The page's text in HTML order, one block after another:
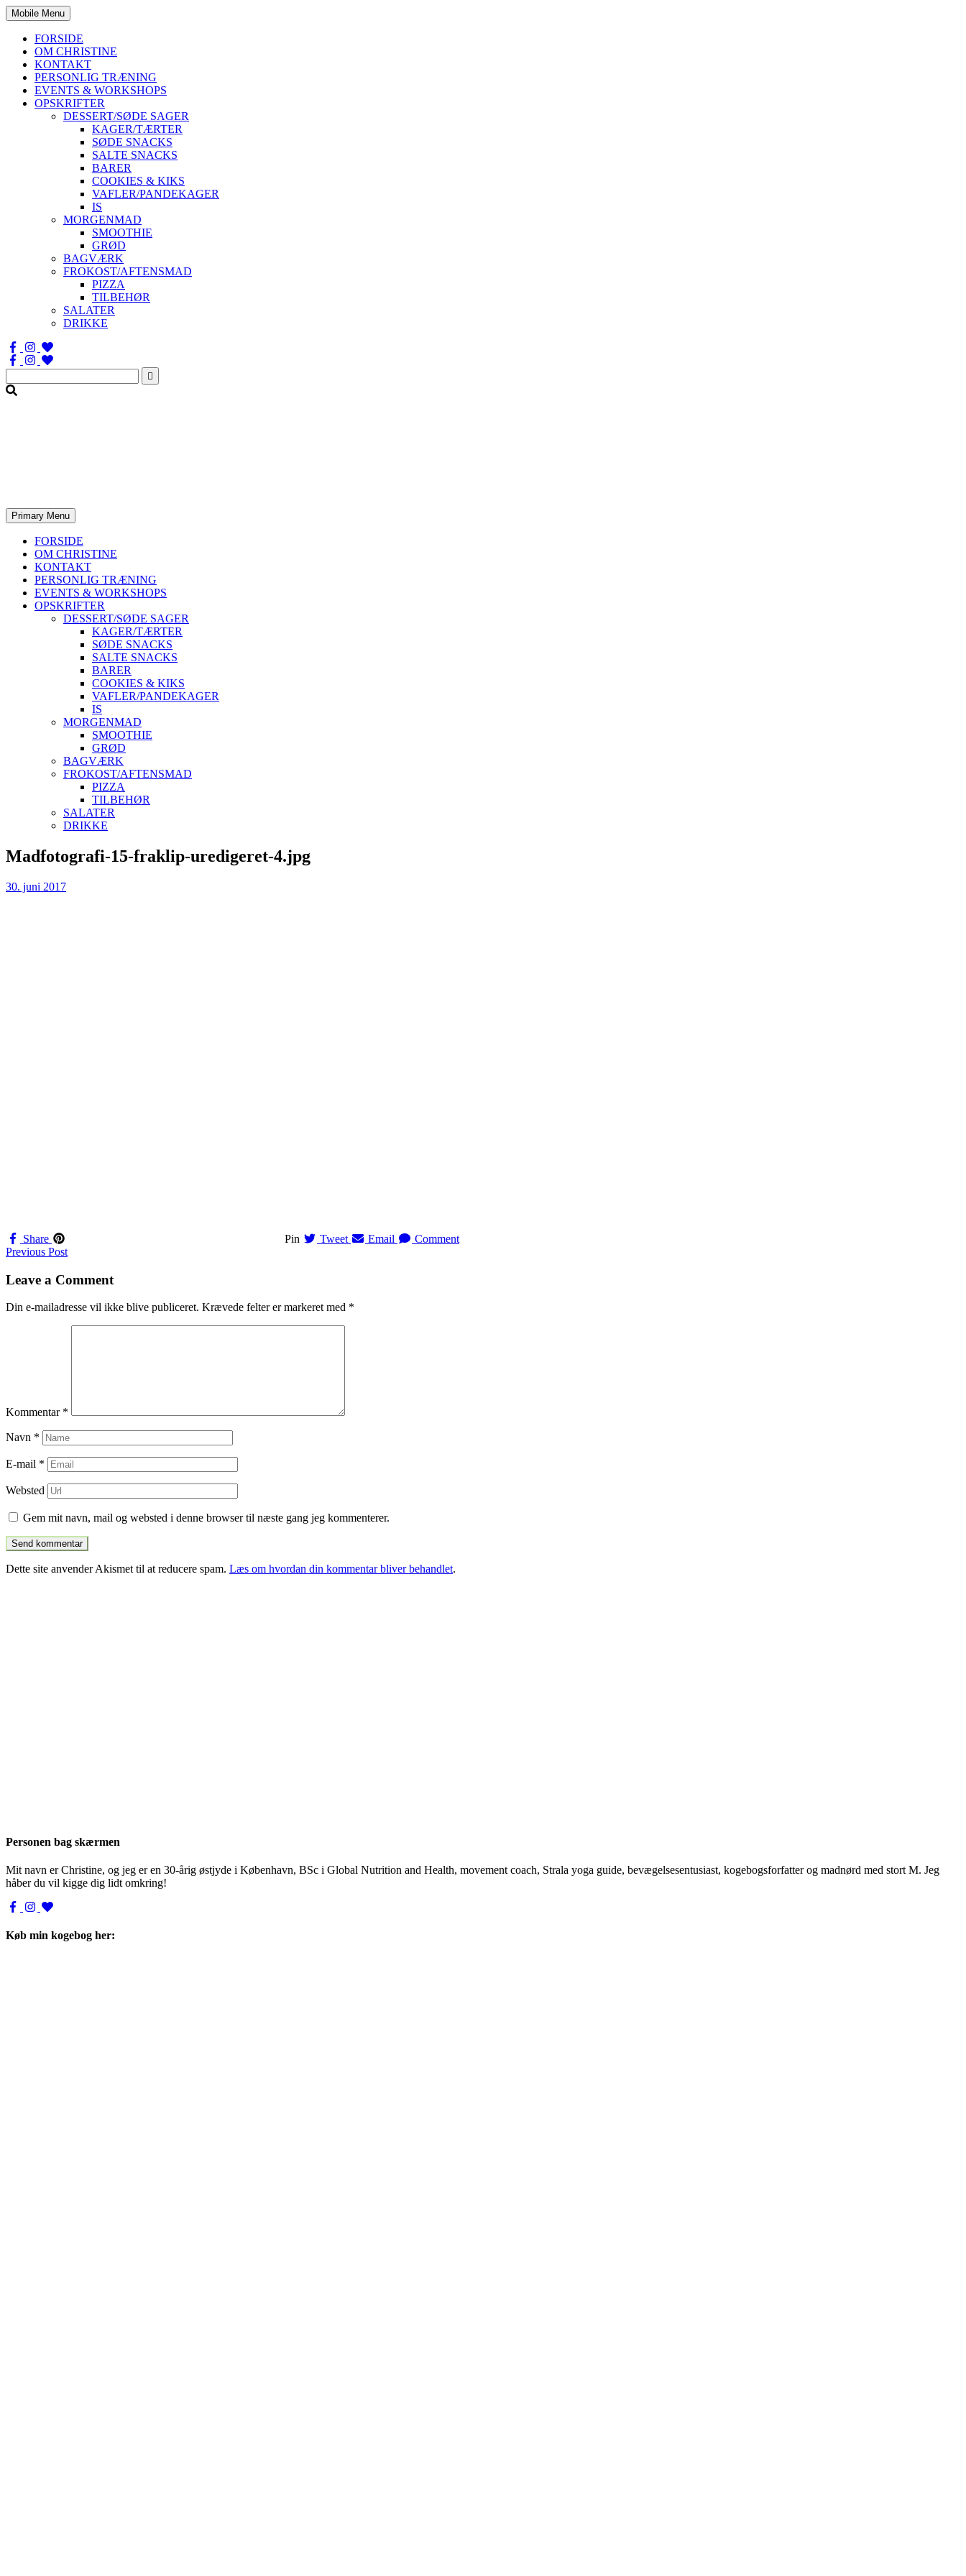
Mobile Menu
FORSIDE
OM CHRISTINE
KONTAKT
PERSONLIG TRÆNING
EVENTS & WORKSHOPS
OPSKRIFTER
DESSERT/SØDE SAGER
KAGER/TÆRTER
SØDE SNACKS
SALTE SNACKS
BARER
COOKIES & KIKS
VAFLER/PANDEKAGER
IS
MORGENMAD
SMOOTHIE
GRØD
BAGVÆRK
FROKOST/AFTENSMAD
PIZZA
TILBEHØR
SALATER
DRIKKE
Søg
efter:
Primary Menu
FORSIDE
OM CHRISTINE
KONTAKT
PERSONLIG TRÆNING
EVENTS & WORKSHOPS
OPSKRIFTER
DESSERT/SØDE SAGER
KAGER/TÆRTER
SØDE SNACKS
SALTE SNACKS
BARER
COOKIES & KIKS
VAFLER/PANDEKAGER
IS
MORGENMAD
SMOOTHIE
GRØD
BAGVÆRK
FROKOST/AFTENSMAD
PIZZA
TILBEHØR
SALATER
DRIKKE
Skip
to
Madfotografi-15-fraklip-uredigeret-4.jpg
30. juni 2017
Share Pin Tweet Email Comment
Navigation
til
Previous Post
Leave a Comment
Din e-mailadresse vil ikke blive publiceret. Krævede felter er markeret med *
Kommentar *
Navn *
E-mail *
Websted
Gem mit navn, mail og websted i denne browser til næste gang jeg kommenterer.
Dette site anvender Akismet til at reducere spam. Læs om hvordan din kommentar bliver behandlet.
Personen bag skærmen
Mit navn er Christine, og jeg er en 30-årig østjyde i København, BSc i Global Nutrition and Health, movement coach, Strala yoga guide, bevægelsesentusiast, kogebogsforfatter og madnørd med stort M. Jeg
håber du vil kigge dig lidt omkring!
Køb min kogebog her: